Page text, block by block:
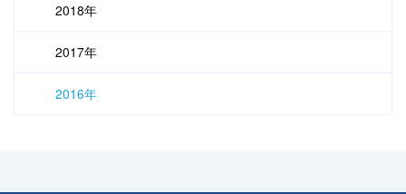
2018年
2017年
2016年